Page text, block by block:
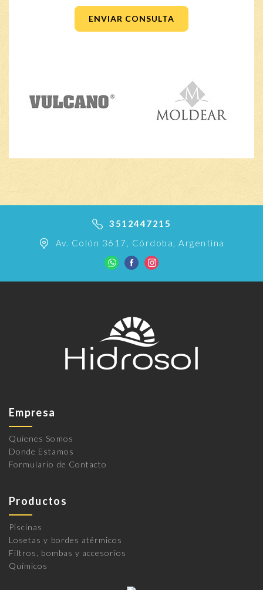
3512447215
Av. Colón 3617, Córdoba, Argentina
Empresa
Quienes Somos
Donde Estamos
Formulario de Contacto
Productos
Piscinas
Losetas y bordes atérmicos
Filtros, bombas y accesorios
Químicos